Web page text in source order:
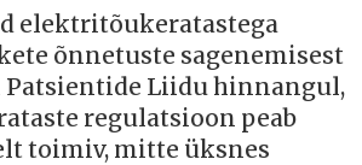
elektritõukeratastega
õnnetuste sagenemisest
Patsientide Liidu hinnangul,
regulatsioon peab
toimiv, mitte üksnes